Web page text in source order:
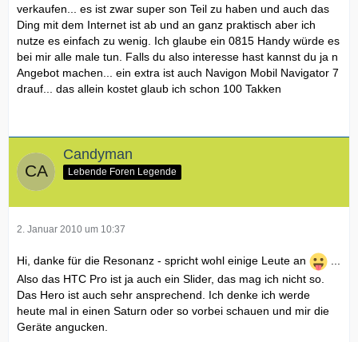
verkaufen... es ist zwar super son Teil zu haben und auch das
Ding mit dem Internet ist ab und an ganz praktisch aber ich
nutze es einfach zu wenig. Ich glaube ein 0815 Handy würde es
bei mir alle male tun. Falls du also interesse hast kannst du ja n
Angebot machen... ein extra ist auch Navigon Mobil Navigator 7
drauf... das allein kostet glaub ich schon 100 Takken
Candyman
Lebende Foren Legende
2. Januar 2010 um 10:37
Hi, danke für die Resonanz - spricht wohl einige Leute an
...
Also das HTC Pro ist ja auch ein Slider, das mag ich nicht so.
Das Hero ist auch sehr ansprechend. Ich denke ich werde
heute mal in einen Saturn oder so vorbei schauen und mir die
Geräte angucken.